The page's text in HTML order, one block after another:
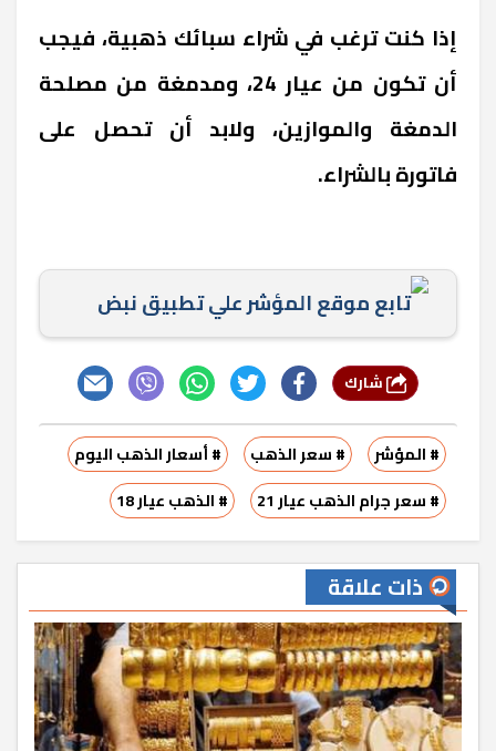
إذا كنت ترغب في شراء سبائك ذهبية، فيجب
أن تكون من عيار 24، ومدمغة من مصلحة
الدمغة والموازين، ولابد أن تحصل على
فاتورة بالشراء.
تابع موقع المؤشر علي تطبيق نبض
# المؤشر # سعر الذهب
# أسعار الذهب اليوم
# سعر جرام الذهب عيار 21
# الذهب عيار 18
ذات علاقة